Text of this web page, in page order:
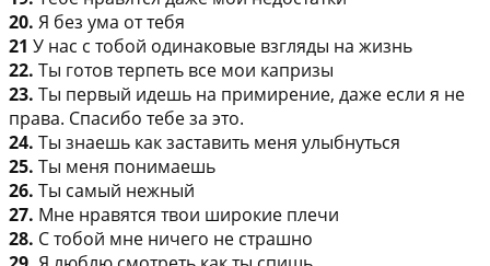
20. Я без ума от тебя
21 У нас с тобой одинаковые взгляды на жизнь
22. Ты готов терпеть все мои капризы
23. Ты первый идешь на примирение, даже если я не
права. Спасибо тебе за это.
24. Ты знаешь как заставить меня улыбнуться
25. Ты меня понимаешь
26. Ты самый нежный
27. Мне нравятся твои широкие плечи
28. С тобой мне ничего не страшно